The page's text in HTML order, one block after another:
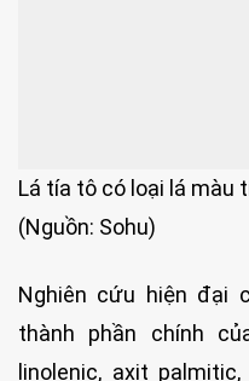
Lá tía tô có loại lá màu
(Nguồn: Sohu)
Nghiên cứu hiện đại
thành phần chính
linolenic, axit